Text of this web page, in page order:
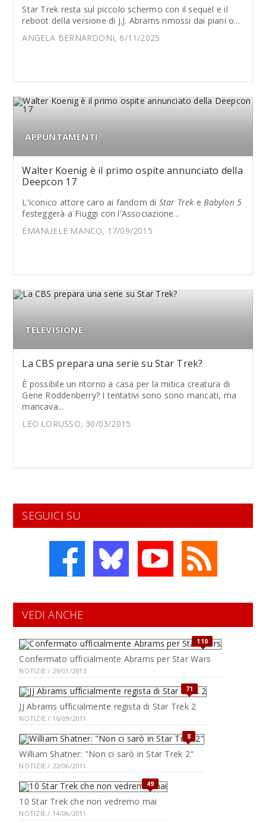
Star Trek resta sul piccolo schermo con il sequel e il
reboot della versione di J.J. Abrams rimossi dai piani o...
ANGELA BERNARDONI, 6/11/2025
APPUNTAMENTI
Walter Koenig è il primo ospite annunciato della
Deepcon 17
L'iconico attore caro ai fandom di Star Trek eBabylon 5
festeggerà a Fiuggi con l'Associazione...
EMANUELE MANCO, 17/09/2015
TELEVISIONE
La CBS prepara una serie su Star Trek?
È possibile un ritorno a casa per la mitica creatura di
Gene Roddenberry? I tentativi sono sono mancati, ma
mancava...
LEO LORUSSO, 30/03/2015
SEGUICI SU
VEDI ANCHE
110
Confermato ufficialmente Abrams per Star Wars
NOTIZIE / 29/01/2013
71
JJ Abrams ufficialmente regista di Star Trek 2
NOTIZIE / 16/09/2011
8
William Shatner: "Non ci sarò in Star Trek 2"
NOTIZIE / 22/06/2011
49
10 Star Trek che non vedremo mai
NOTIZIE / 14/06/2011